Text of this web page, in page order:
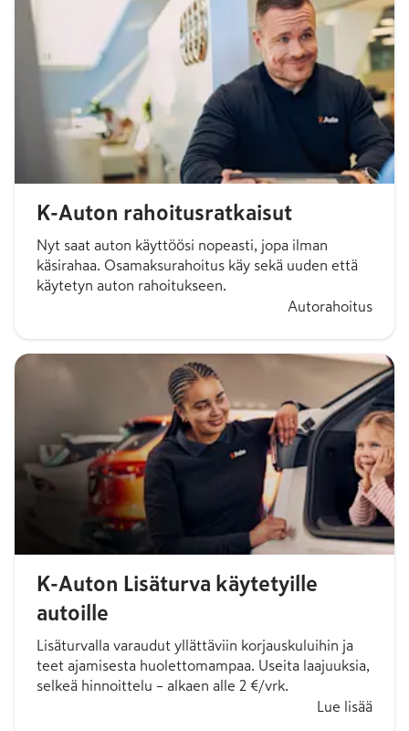
K-Auton rahoitusratkaisut
Nyt saat auton käyttöösi nopeasti, jopa ilman
käsirahaa. Osamaksurahoitus käy sekä uuden että
käytetyn auton rahoitukseen.
Autorahoitus
K-Auton Lisäturva käytetyille
autoille
Lisäturvalla varaudut yllättäviin korjauskuluihin ja
teet ajamisesta huolettomampaa. Useita laajuuksia,
selkeä hinnoittelu – alkaen alle 2 €/vrk.
Lue lisää